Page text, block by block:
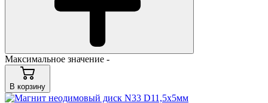
Максимальное значение -
В корзину